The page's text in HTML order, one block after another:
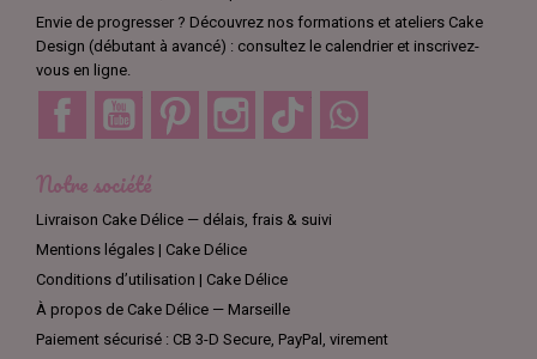
Envie de progresser ? Découvrez nos formations et ateliers Cake
Design (débutant à avancé) : consultez le calendrier et inscrivez-
vous en ligne.
Facebook YouTube Pinterest Instagram TikTok
Notre société
Livraison Cake Délice — délais, frais & suivi
Mentions légales | Cake Délice
Conditions d’utilisation | Cake Délice
À propos de Cake Délice — Marseille
Paiement sécurisé : CB 3-D Secure, PayPal, virement